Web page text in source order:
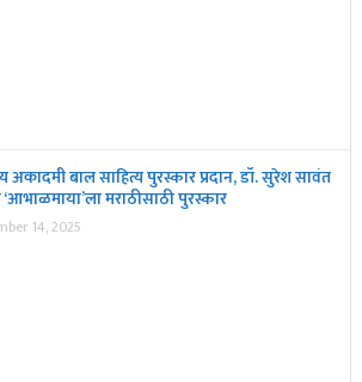
अकादमी बाल साहित्य पुरस्कार प्रदान, डॉ. सुरेश सावंत
‘आभाळमाया’ला मराठीसाठी पुरस्कार
14, 2025